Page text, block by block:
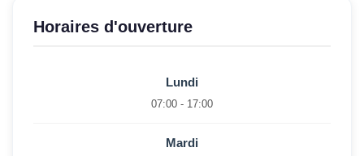
Horaires d'ouverture
Lundi
07:00 - 17:00
Mardi